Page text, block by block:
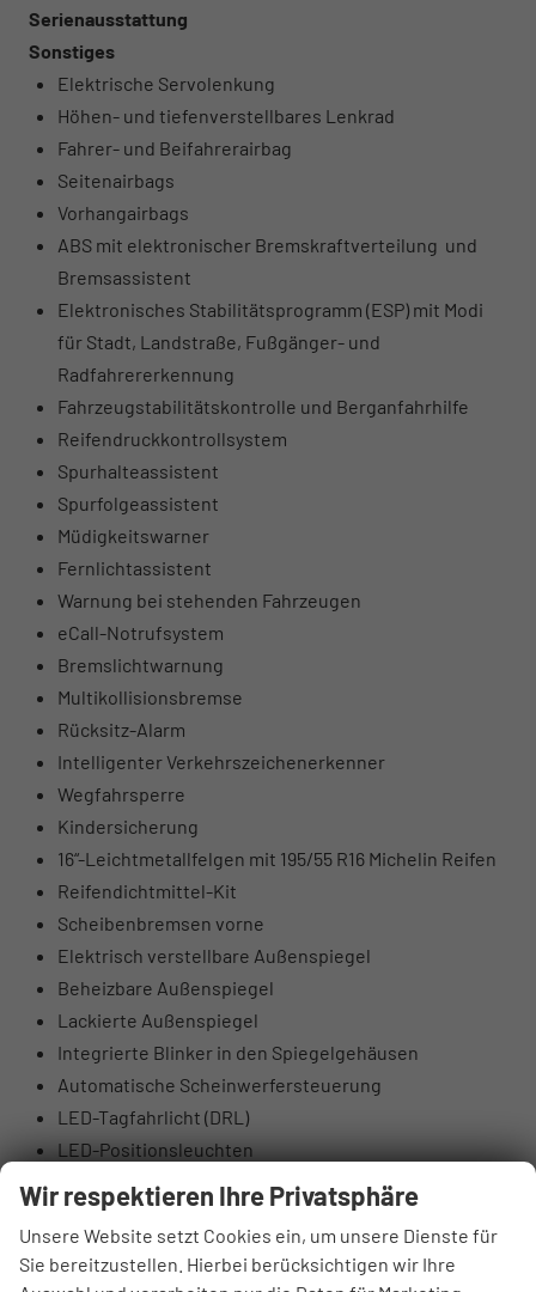
Serienausstattung
Sonstiges
Elektrische Servolenkung
Höhen- und tiefenverstellbares Lenkrad
Fahrer- und Beifahrerairbag
Seitenairbags
Vorhangairbags
ABS mit elektronischer Bremskraftverteilung und
Bremsassistent
Elektronisches Stabilitätsprogramm (ESP) mit Modi
für Stadt, Landstraße, Fußgänger- und
Radfahrererkennung
Fahrzeugstabilitätskontrolle und Berganfahrhilfe
Reifendruckkontrollsystem
Spurhalteassistent
Spurfolgeassistent
Müdigkeitswarner
Fernlichtassistent
Warnung bei stehenden Fahrzeugen
eCall-Notrufsystem
Bremslichtwarnung
Multikollisionsbremse
Rücksitz-Alarm
Intelligenter Verkehrszeichenerkenner
Wegfahrsperre
Kindersicherung
16“-Leichtmetallfelgen mit 195/55 R16 Michelin Reifen
Reifendichtmittel-Kit
Scheibenbremsen vorne
Elektrisch verstellbare Außenspiegel
Beheizbare Außenspiegel
Lackierte Außenspiegel
Integrierte Blinker in den Spiegelgehäusen
Automatische Scheinwerfersteuerung
LED-Tagfahrlicht (DRL)
LED-Positionsleuchten
Nebelscheinwerfer hinten
Tönung der Scheiben
Beleuchteter Schminkspiegel
Lederlenkrad
Wir respektieren Ihre Privatsphäre
Unsere Website setzt Cookies ein, um unsere Dienste für
Sie bereitzustellen. Hierbei berücksichtigen wir Ihre